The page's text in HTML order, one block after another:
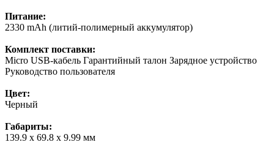
Питание:
2330 mAh (литий-полимерный аккумулятор)
Комплект поставки:
Micro USB-кабель Гарантийный талон Зарядное устройство
Руководство пользователя
Цвет:
Черный
Габариты:
139.9 x 69.8 x 9.99 мм